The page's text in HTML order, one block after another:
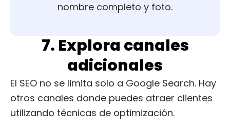
nombre completo y foto.
7. Explora canales
adicionales
El SEO no se limita solo a Google Search. Hay
otros canales donde puedes atraer clientes
utilizando técnicas de optimización.